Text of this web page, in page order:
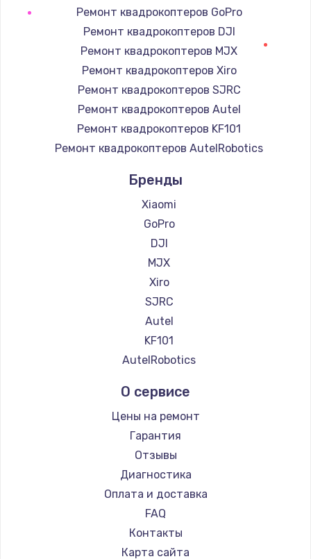
Замена / ремонт электронного модуля
Заказать
Заказать
Замена платы сенсора
900 руб.
Заказать
Замена регулятора режимов конфорки
900 руб.
Заказать
Замена сенсорного датчика
Замена сигнальной лампы
1200 руб.
Заказать
Замена системной платы
1500 руб.
Заказать
Ремонт квадрокоптеров GoPro
Ремонт квадрокоптеров DJI
Ремонт квадрокоптеров MJX
Ремонт квадрокоптеров Xiro
Ремонт квадрокоптеров SJRC
Ремонт квадрокоптеров Autel
Ремонт квадрокоптеров KF101
Ремонт квадрокоптеров AutelRobotics
Бренды
Xiaomi
GoPro
DJI
MJX
Xiro
SJRC
Autel
KF101
AutelRobotics
О сервисе
Цены на ремонт
Гарантия
Отзывы
Диагностика
Оплата и доставка
FAQ
Контакты
Карта сайта